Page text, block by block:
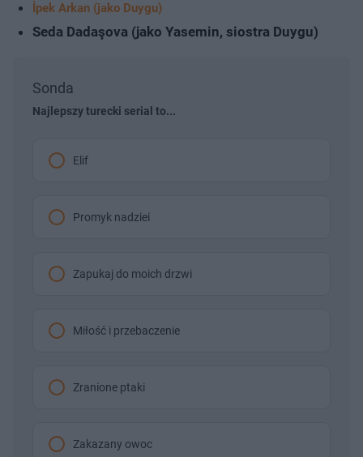
İpek Arkan (jako Duygu)
Seda Dadaşova (jako Yasemin, siostra Duygu)
Sonda
Najlepszy turecki serial to...
Elif
Promyk nadziei
Zapukaj do moich drzwi
Miłość i przebaczenie
Zranione ptaki
Zakazany owoc